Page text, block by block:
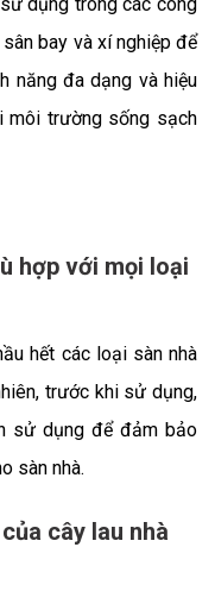
bay và xí nghiệp để
năng đa dạng và hiệu
môi trường sống sạch
hợp với mọi loại
hết các loại sàn nhà
trước khi sử dụng,
sử dụng để đảm bảo
sàn nhà.
cây lau nhà